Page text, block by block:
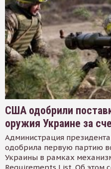
США одобрили
оружия Украине за
Администрация
одобрила первую партию
Украины в рамках